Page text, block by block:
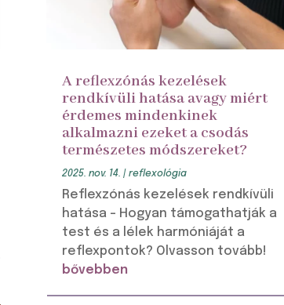
A reflexzónás kezelések
rendkívüli hatása avagy miért
érdemes mindenkinek
alkalmazni ezeket a csodás
természetes módszereket?
2025. nov. 14. | reflexológia
Reflexzónás kezelések rendkívüli
hatása – Hogyan támogathatják a
test és a lélek harmóniáját a
reflexpontok? Olvasson tovább!
bővebben